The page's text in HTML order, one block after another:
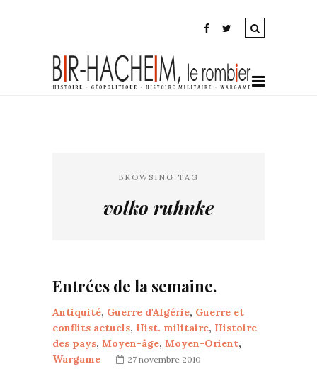
BROWSING TAG
volko ruhnke
Entrées de la semaine.
Antiquité, Guerre d'Algérie, Guerre et
conflits actuels, Hist. militaire, Histoire
des pays, Moyen-âge, Moyen-Orient,
Wargame
27 novembre 2010